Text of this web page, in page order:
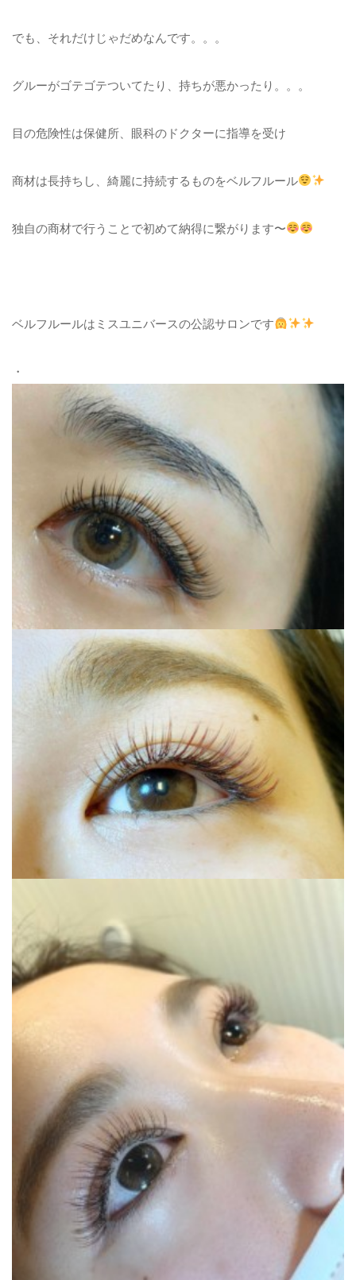
でも、それだけじゃだめなんです。。。
グルーがゴテゴテついてたり、持ちが悪かったり。。。
目の危険性は保健所、眼科のドクターに指導を受け
商材は長持ちし、綺麗に持続するものをベルフルール
独自の商材で行うことで初めて納得に繋がります〜
ベルフルールはミスユニバースの公認サロンです
・